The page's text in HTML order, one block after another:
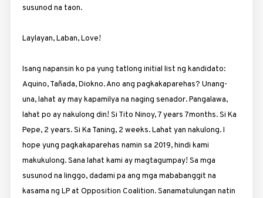
susunod na taon.
Laylayan, Laban, Love!
Isang napansin ko pa yung tatlong initial list ng kandidato:
Aquino, Tañada, Diokno. Ano ang pagkakaparehas? Unang-
una, lahat ay may kapamilya na naging senador. Pangalawa,
lahat po ay nakulong din! Si Tito Ninoy, 7 years 7months. Si Ka
Pepe, 2 years. Si Ka Taning, 2 weeks. Lahat yan nakulong. I
hope yung pagkakaparehas namin sa 2019, hindi kami
makukulong. Sana lahat kami ay magtagumpay! Sa mga
susunod na linggo, dadami pa ang mga mababanggit na
kasama ng LP at Opposition Coalition. Sanamatulungan natin